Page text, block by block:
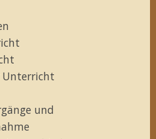
Unterricht
und